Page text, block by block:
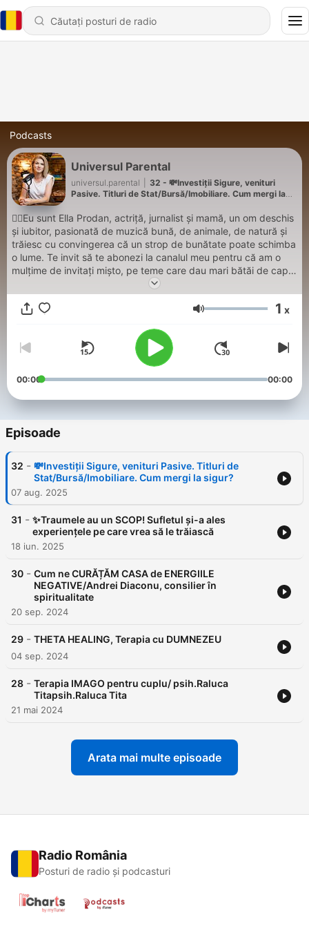
Podcasts
Universul Parental
universul.parental
32 - 💸Investiții Sigure, venituri
Pasive. Titluri de Stat/Bursă/Imobiliare. Cum mergi la
🙋‍♀️Eu sunt Ella Prodan, actriță, jurnalist și mamă, un om deschis
și iubitor, pasionată de muzică bună, de animale, de natură și
trăiesc cu convingerea că un strop de bunătate poate schimba
o lume. Te invit să te abonezi la canalul meu pentru că am o
mulțime de invitați mișto, pe teme care dau mari bătăi de cap
părinților și împreună vom încerca să găsim răspunsurile de
care avem nevoie. ✍️Aștept orice sugestie de temă sau invitat
din partea ta și, bineînțeles, ești liber să îmi spui părerea ta
Volum 1 x
00:00 00:00
Episoade
32 - 💸Investiții Sigure, venituri Pasive. Titluri de
Stat/Bursă/Imobiliare. Cum mergi la sigur?
07 aug. 2025
31 - ✨Traumele au un SCOP! Sufletul și-a ales
experiențele pe care vrea să le trăiască
18 iun. 2025
30 - Cum ne CURĂȚĂM CASA de ENERGIILE
NEGATIVE/Andrei Diaconu, consilier în
spiritualitate
20 sep. 2024
29 - THETA HEALING, Terapia cu DUMNEZEU
04 sep. 2024
28 - Terapia IMAGO pentru cuplu/ psih.Raluca
Titapsih.Raluca Tita
21 mai 2024
Arata mai multe episoade
Radio România
Posturi de radio și podcasturi